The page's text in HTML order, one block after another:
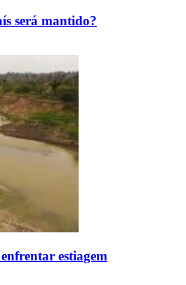
será mantido?
estiagem